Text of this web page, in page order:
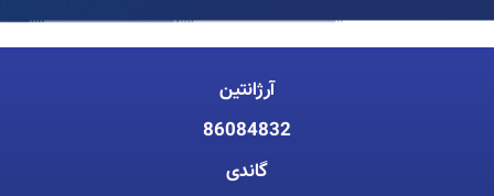
آرژانتین
86084832
گاندی